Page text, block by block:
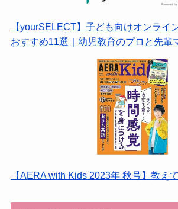
【yourSELECT】子ども向けオンライ
おすすめ11選｜幼児教育のプロと先輩
【AERA with Kids 2023年 秋号】教え